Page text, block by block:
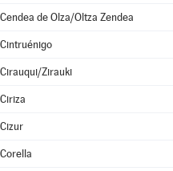
Cendea de Olza/Oltza Zendea
Cintruénigo
Cirauqui/Zirauki
Ciriza
Cizur
Corella